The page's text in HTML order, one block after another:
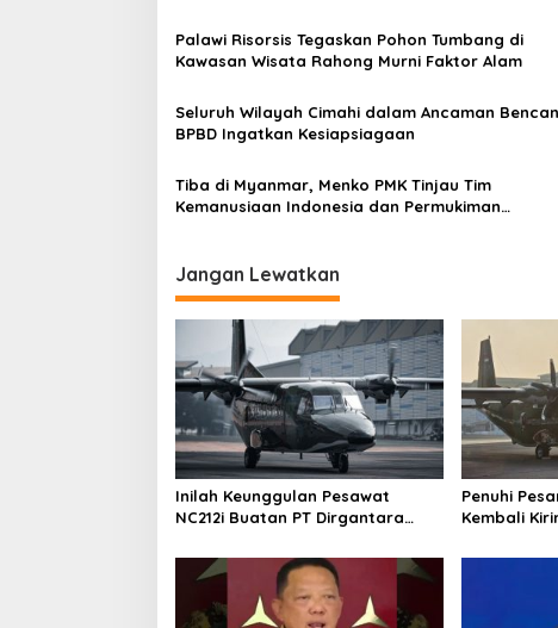
i
p
o
s
Palawi Risorsis Tegaskan Pohon Tumbang di
Kawasan Wisata Rahong Murni Faktor Alam
Seluruh Wilayah Cimahi dalam Ancaman
BPBD Ingatkan Kesiapsiagaan
Tiba di Myanmar, Menko PMK Tinjau Tim
Kemanusiaan Indonesia dan Permukiman
Jangan Lewatkan
Inilah Keunggulan Pesawat
NC212i Buatan PT Dirgantara
Operasi TNI
Penuhi
Kembali